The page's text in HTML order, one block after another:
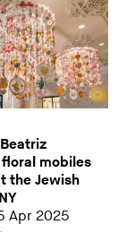
floral mobiles
the Jewish
Apr 2025